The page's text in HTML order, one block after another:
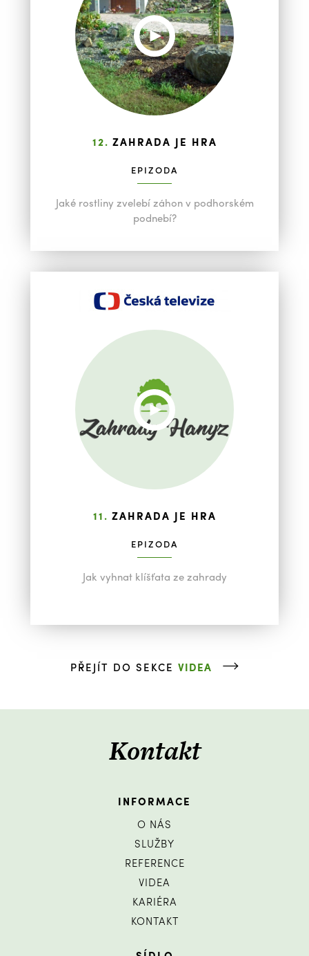
12. ZAHRADA JE HRA
EPIZODA
Jaké rostliny zvelebí záhon v podhorském
podnebí?
11. ZAHRADA JE HRA
EPIZODA
Jak vyhnat klíšťata ze zahrady
PŘEJÍT DO SEKCE VIDEA
Kontakt
INFORMACE
O NÁS
SLUŽBY
REFERENCE
VIDEA
KARIÉRA
KONTAKT